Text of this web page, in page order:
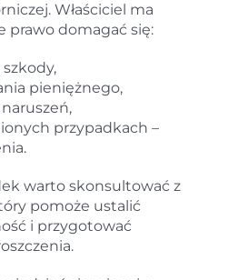
Właściciel ma
prawo domagać się:
pieniężnego,
przypadkach –
warto skonsultować z
pomoże ustalić
i przygotować